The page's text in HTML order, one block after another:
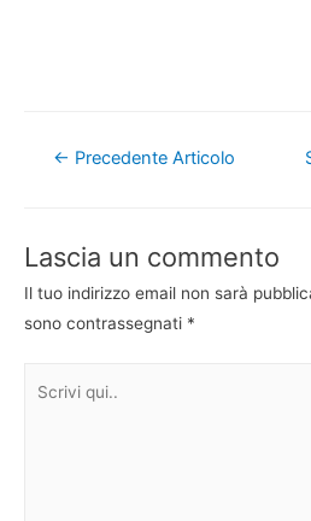
Navigazione
← Precedente Articolo
Lascia un commento
Il tuo indirizzo email non sarà
sono contrassegnati *